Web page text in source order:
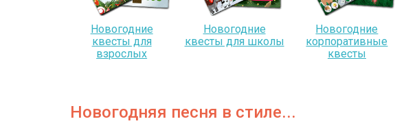
Новогодние
квесты для
взрослых
Новогодние
квесты для школы
Новогодние
корпоративные
квесты
Новогодняя песня в стиле...